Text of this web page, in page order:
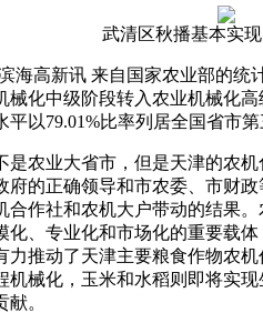
武清区秋播基本实现
高新讯 来自国家农业部的统
械化中级阶段转入农业机械化
平以79.01%比率列居全国省市第
农业大省市，但是天津的农机
府的正确领导和市农委、市财
合作社和农机大户带动的结果
化、专业化和市场化的重要载
力推动了天津主要粮食作物农
机械化，玉米和水稻则即将实
。